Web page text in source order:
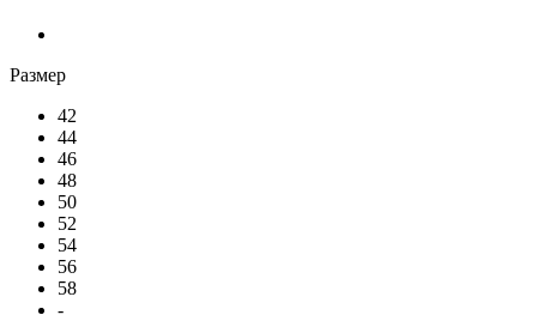
Размер
42
44
46
48
50
52
54
56
58
-